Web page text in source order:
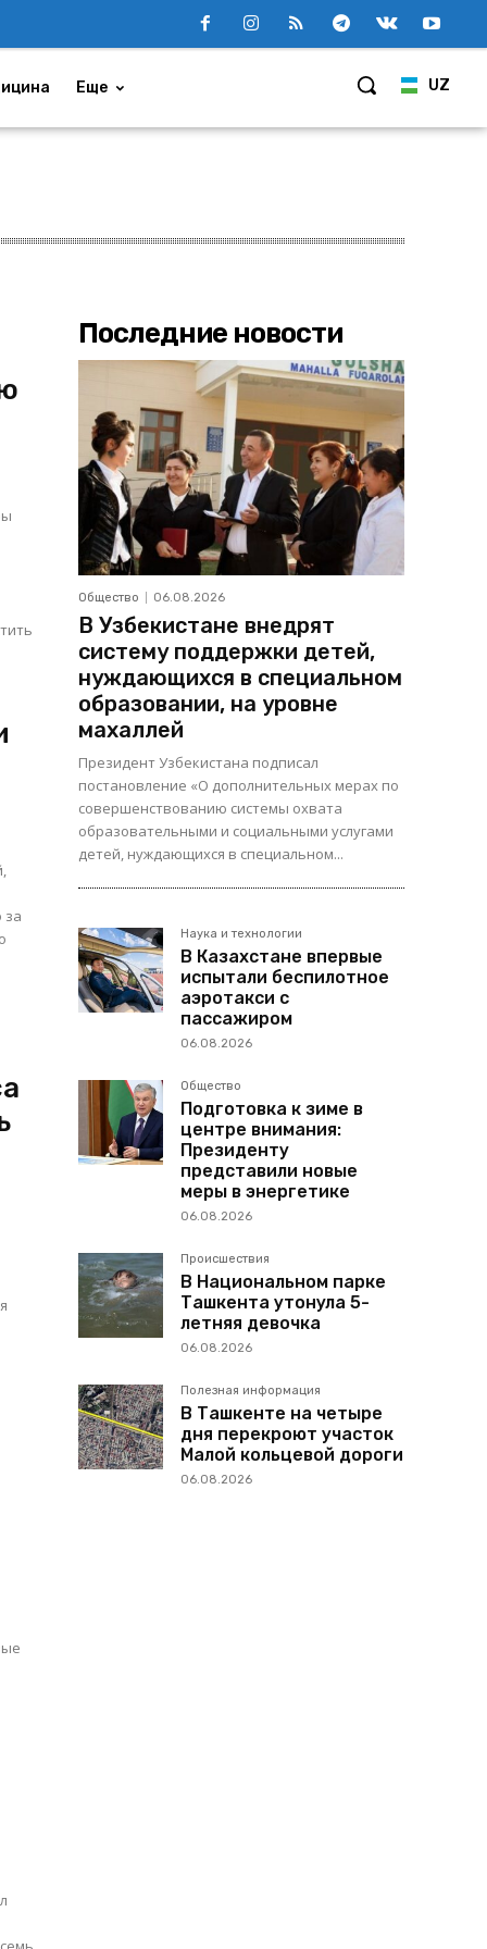
UZ
Еще
Последние новости
Общество 06.08.2026
В Узбекистане внедрят
систему поддержки детей,
нуждающихся в специальном
образовании, на уровне
махаллей
Президент Узбекистана подписал
постановление «О дополнительных мерах по
совершенствованию системы охвата
образовательными и социальными услугами
детей, нуждающихся в специальном...
Наука и технологии
В Казахстане впервые
испытали беспилотное
аэротакси с
пассажиром
06.08.2026
Общество
Подготовка к зиме в
центре внимания:
Президенту
представили новые
меры в энергетике
06.08.2026
Происшествия
В Национальном парке
Ташкента утонула 5-
летняя девочка
06.08.2026
Полезная информация
В Ташкенте на четыре
дня перекроют участок
Малой кольцевой дороги
06.08.2026